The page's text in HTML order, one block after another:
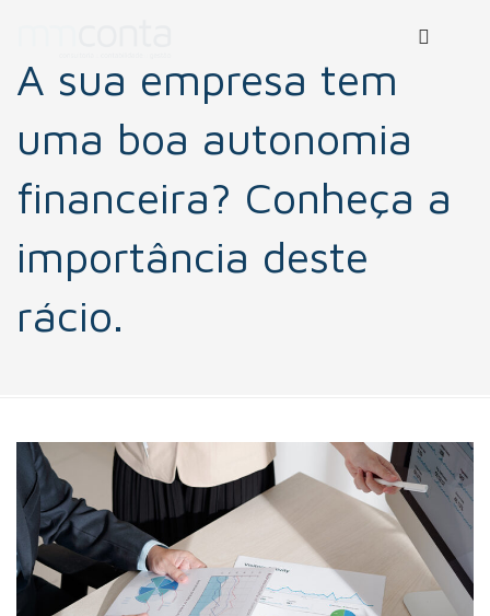
A sua empresa tem
uma boa autonomia
financeira? Conheça a
importância deste
rácio.